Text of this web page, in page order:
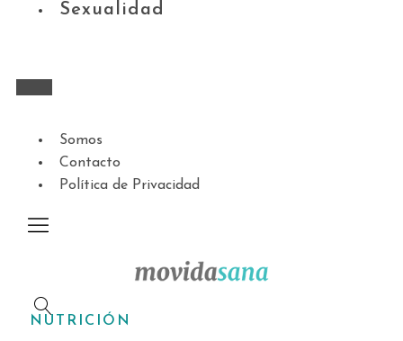
Sexualidad
Somos
Contacto
Política de Privacidad
NUTRICIÓN